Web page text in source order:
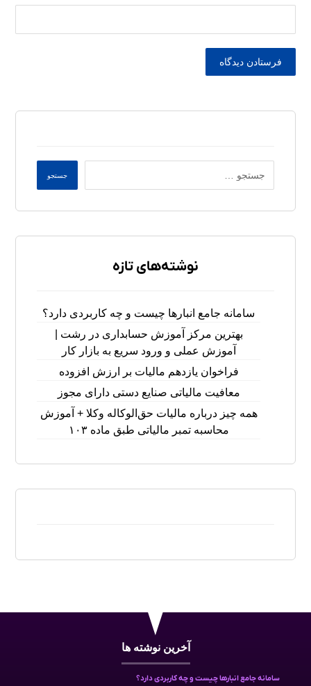
فرستادن دیدگاه
جستجو
نوشته‌های تازه
سامانه جامع انبارها چیست و چه کاربردی دارد؟
بهترین مرکز آموزش حسابداری در رشت |
آموزش عملی و ورود سریع به بازار کار
فراخوان یازدهم مالیات بر ارزش افزوده
معافیت مالیاتی صنایع دستی دارای مجوز
همه چیز درباره مالیات حق‌الوکاله وکلا + آموزش
محاسبه تمبر مالیاتی طبق ماده ۱۰۳
آخرین نوشته ها
سامانه جامع انبارها چیست و چه کاربردی دارد؟